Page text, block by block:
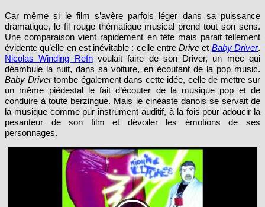
Car même si le film s’avère parfois léger dans sa puissance
dramatique, le fil rouge thématique musical prend tout son sens.
Une comparaison vient rapidement en tête mais parait tellement
évidente qu’elle en est inévitable : celle entreDrive et Baby Driver.
Nicolas Winding Refnvoulait faire de son Driver, un mec qui
déambule la nuit, dans sa voiture, en écoutant de la pop music.
Baby Drivertombe également dans cette idée, celle de mettre sur
un même piédestal le fait d’écouter de la musique pop et de
conduire à toute berzingue. Mais le cinéaste danois se servait de
la musique comme pur instrument auditif, à la fois pour adoucir la
pesanteur de son film et dévoiler les émotions de ses
personnages.